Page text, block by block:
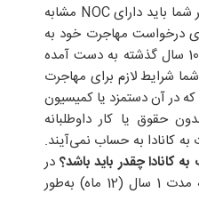
برای FSWP تجربه کاری ماهر شما باید دارای NOC مشابه
درخواست مهاجرت خود به
کانادا استفاده کنید و باید در 10 سال گذشته به دست آمده
شرایط لازم برای مهاجرت
که در آن دستمزد یا کمیسیون
حقوق یا کار داوطلبانه
به کانادا به حساب نمی‌آیند.
کانادا چقدر باید باشد؟ در
این برنامه کار باید حداقل به مدت 1 سال (12 ماه) به‌طور